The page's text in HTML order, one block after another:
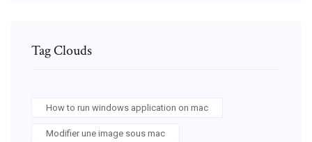
Tag Clouds
How to run windows application on mac
Modifier une image sous mac